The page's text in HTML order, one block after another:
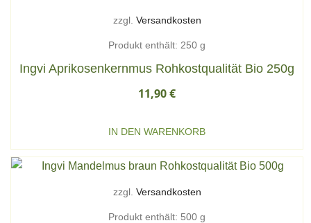
zzgl. Versandkosten
Produkt enthält: 250 g
Ingvi Aprikosenkernmus Rohkostqualität Bio 250g
11,90€
IN DEN WARENKORB
zzgl. Versandkosten
Produkt enthält: 500 g